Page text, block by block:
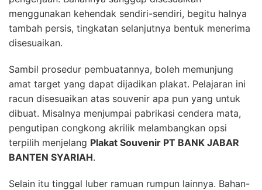
menggunakan kehendak sendiri-sendiri, begitu halnya
tambah persis, tingkatan selanjutnya bentuk menerima
disesuaikan.
Sambil prosedur pembuatannya, boleh memunjung
amat target yang dapat dijadikan plakat. Pelajaran ini
racun disesuaikan atas souvenir apa pun yang untuk
dibuat. Misalnya menjumpai pabrikasi cendera mata,
pengutipan congkong akrilik melambangkan opsi
terpilih menjelang Plakat Souvenir PT BANK JABAR
BANTEN SYARIAH.
Selain itu tinggal luber ramuan rumpun lainnya. Bahan-